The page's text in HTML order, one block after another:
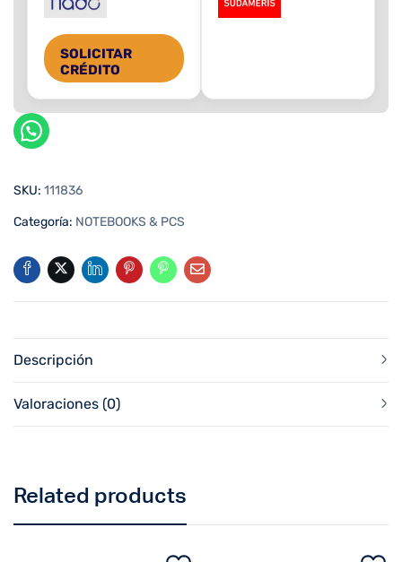
SOLICITAR
CRÉDITO
SKU: 111836
Categoría: NOTEBOOKS & PCS
Descripción
Valoraciones (0)
Related products